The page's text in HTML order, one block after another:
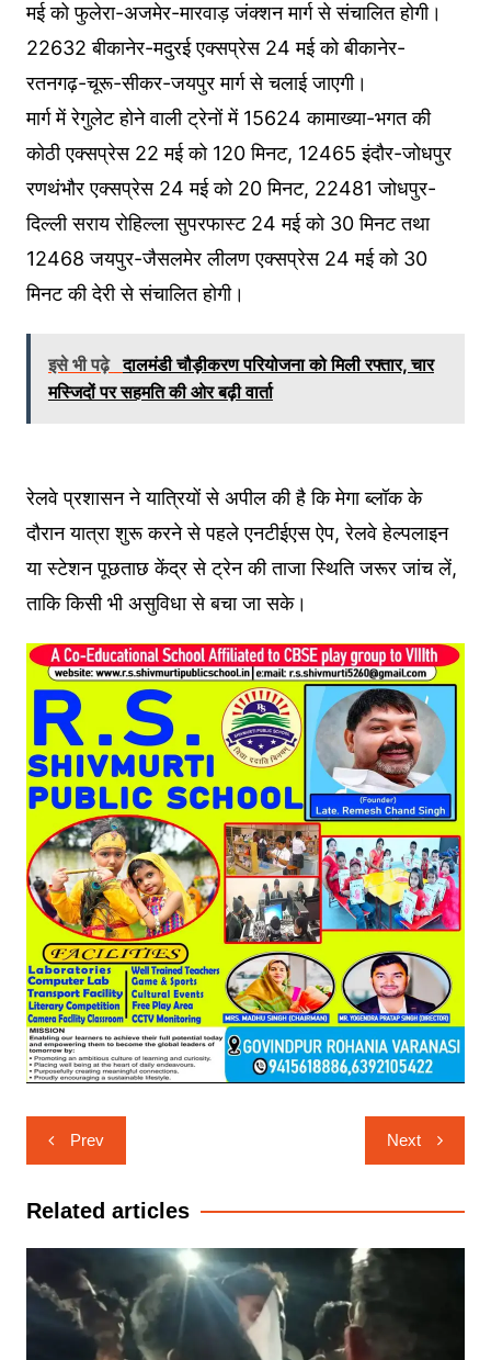
मई को फुलेरा-अजमेर-मारवाड़ जंक्शन मार्ग से संचालित होगी।
22632 बीकानेर-मदुरई एक्सप्रेस 24 मई को बीकानेर-
रतनगढ़-चूरू-सीकर-जयपुर मार्ग से चलाई जाएगी।
मार्ग में रेगुलेट होने वाली ट्रेनों में 15624 कामाख्या-भगत की
कोठी एक्सप्रेस 22 मई को 120 मिनट, 12465 इंदौर-जोधपुर
रणथंभौर एक्सप्रेस 24 मई को 20 मिनट, 22481 जोधपुर-
दिल्ली सराय रोहिल्ला सुपरफास्ट 24 मई को 30 मिनट तथा
12468 जयपुर-जैसलमेर लीलण एक्सप्रेस 24 मई को 30
मिनट की देरी से संचालित होगी।
इसे भी पढ़े दालमंडी चौड़ीकरण परियोजना को मिली रफ्तार, चार
मस्जिदों पर सहमति की ओर बढ़ी वार्ता
रेलवे प्रशासन ने यात्रियों से अपील की है कि मेगा ब्लॉक के
दौरान यात्रा शुरू करने से पहले एनटीईएस ऐप, रेलवे हेल्पलाइन
या स्टेशन पूछताछ केंद्र से ट्रेन की ताजा स्थिति जरूर जांच लें,
ताकि किसी भी असुविधा से बचा जा सके।
Post
navigation
Prev Next
Related articles